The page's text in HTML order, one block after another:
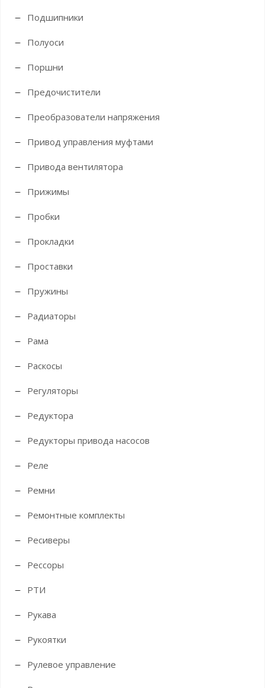
Подшипники
Полуоси
Поршни
Предочистители
Преобразователи напряжения
Привод управления муфтами
Привода вентилятора
Прижимы
Пробки
Прокладки
Проставки
Пружины
Радиаторы
Рама
Раскосы
Регуляторы
Редуктора
Редукторы привода насосов
Реле
Ремни
Ремонтные комплекты
Ресиверы
Рессоры
РТИ
Рукава
Рукоятки
Рулевое управление